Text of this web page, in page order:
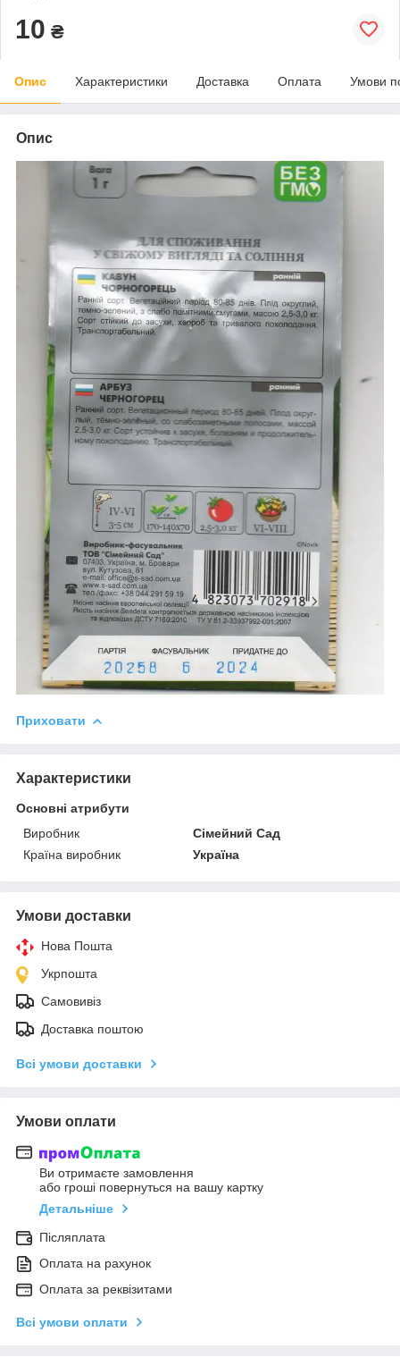
10 ₴
Опис Характеристики Доставка Оплата Умови
Опис
Приховати
Характеристики
Основні атрибути
Виробник
Сімейний Сад
Країна виробник
Україна
Умови доставки
Нова Пошта
Укрпошта
Самовивіз
Доставка поштою
Всі умови доставки
Умови оплати
Ви отримаєте замовлення
або гроші повернуться на вашу картку
Детальніше
Післяплата
Оплата на рахунок
Оплата за реквізитами
Всі умови оплати